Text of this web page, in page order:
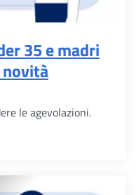
35 e madri
le agevolazioni.